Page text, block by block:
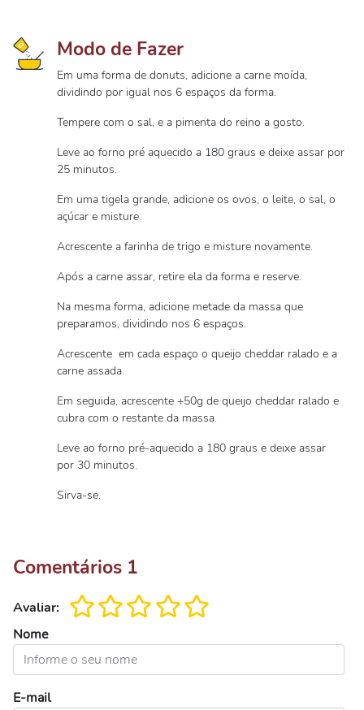
Modo de Fazer
Em uma forma de donuts, adicione a carne moída,
dividindo por igual nos 6 espaços da forma.
Tempere com o sal, e a pimenta do reino a gosto.
Leve ao forno pré aquecido a 180 graus e deixe assar por
25 minutos.
Em uma tigela grande, adicione os ovos, o leite, o sal, o
açúcar e misture.
Acrescente a farinha de trigo e misture novamente.
Após a carne assar, retire ela da forma e reserve.
Na mesma forma, adicione metade da massa que
preparamos, dividindo nos 6 espaços.
Acrescente em cada espaço o queijo cheddar ralado e a
carne assada.
Em seguida, acrescente +50g de queijo cheddar ralado e
cubra com o restante da massa.
Leve ao forno pré-aquecido a 180 graus e deixe assar
por 30 minutos.
Sirva-se.
Comentários 1
Avaliar:
Nome
E-mail